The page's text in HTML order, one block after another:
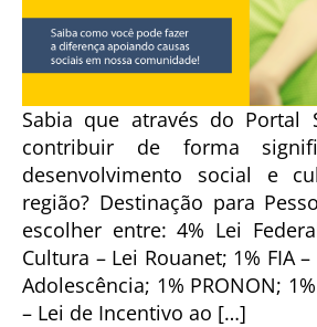
Sabia que através do Portal
contribuir de forma
desenvolvimento social e
região? Destinação para
escolher entre: 4% Lei
Cultura – Lei Rouanet; 1% FIA
Adolescência; 1% PRONON;
– Lei de Incentivo ao […]